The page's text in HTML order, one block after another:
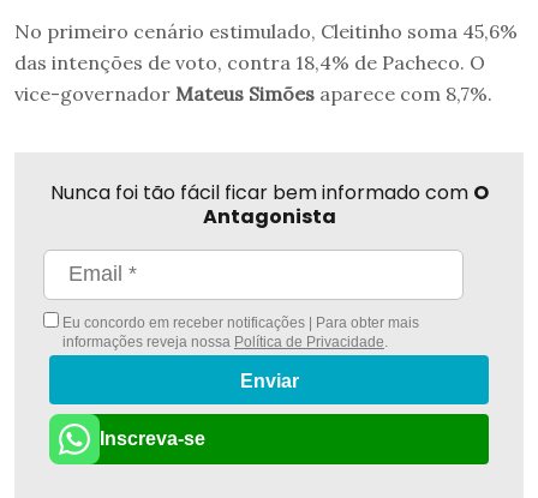
No primeiro cenário estimulado, Cleitinho soma 45,6%
das intenções de voto, contra 18,4% de Pacheco. O
vice-governador Mateus Simões aparece com 8,7%.
Nunca foi tão fácil ficar bem informado com O
Antagonista
Eu concordo em receber notificações | Para obter mais
informações reveja nossa Política de Privacidade
Enviar
Inscreva-se